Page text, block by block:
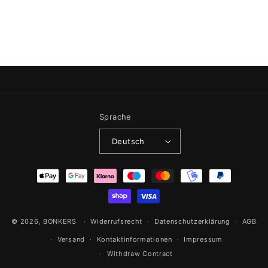
Sprache
Deutsch
Zahlungsmethoden
© 2026, BONKERS Widerrufsrecht Datenschutzerklärung AGB
Versand Kontaktinformationen
Impressum
Withdraw Contract